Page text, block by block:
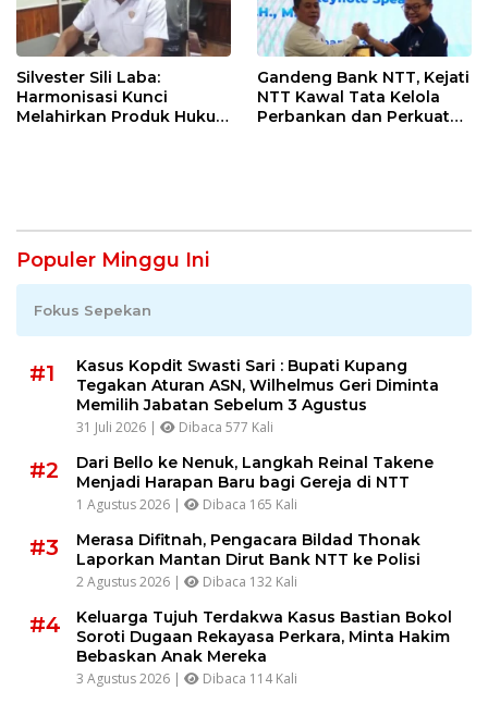
Silvester Sili Laba:
Harmonisasi Kunci
Melahirkan Produk Hukum
Gandeng Bank NTT, Kejati
NTT Kawal Tata Kelola
Perbankan dan Perkuat
Populer Minggu Ini
Fokus Sepekan
#1
Kasus Kopdit Swasti Sari : Bupati Kupang
Tegakan Aturan ASN, Wilhelmus Geri Diminta
Memilih Jabatan Sebelum 3 Agustus
31 Juli 2026 | Dibaca 577 Kali
#2
Dari Bello ke Nenuk, Langkah Reinal Takene
Menjadi Harapan Baru bagi Gereja di NTT
1 Agustus 2026 | Dibaca 165 Kali
#3
Merasa Difitnah, Pengacara Bildad Thonak
Laporkan Mantan Dirut Bank NTT ke Polisi
2 Agustus 2026 | Dibaca 132 Kali
#4
Keluarga Tujuh Terdakwa Kasus Bastian Bokol
Soroti Dugaan Rekayasa Perkara, Minta Hakim
Bebaskan Anak Mereka
3 Agustus 2026 | Dibaca 114 Kali